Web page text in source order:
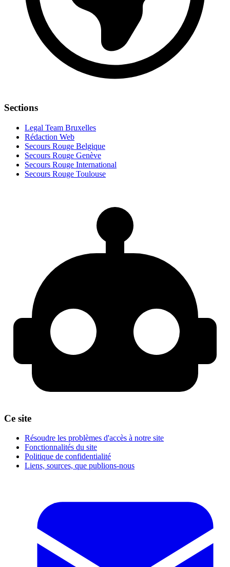
Sections
Legal Team Bruxelles
Rédaction Web
Secours Rouge Belgique
Secours Rouge Genève
Secours Rouge International
Secours Rouge Toulouse
Ce site
Résoudre les problèmes d'accès à notre site
Fonctionnalités du site
Politique de confidentialité
Liens, sources, que publions-nous